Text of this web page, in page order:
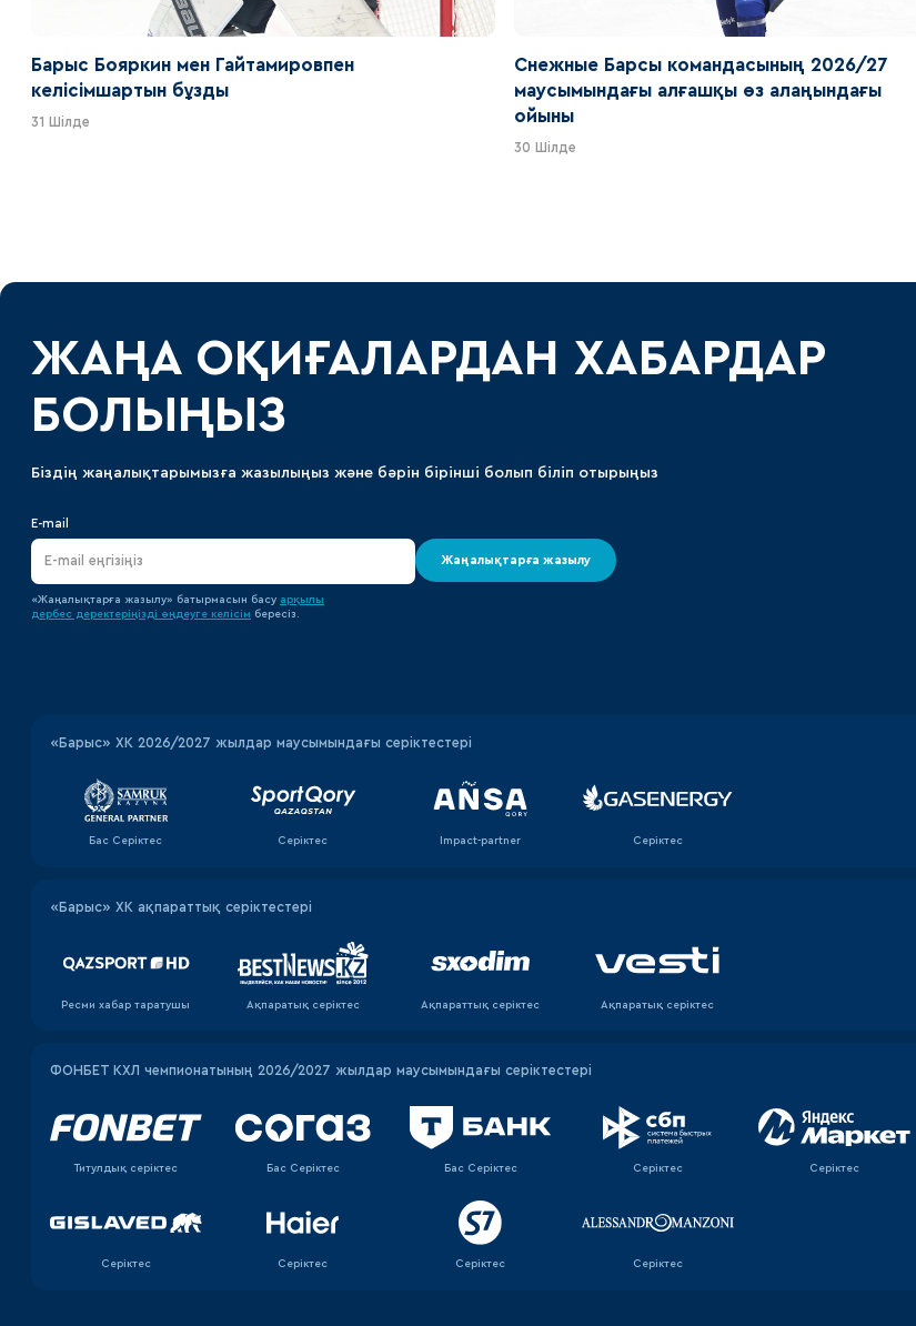
Барыс Бояркин мен Гайтамировпен
келісімшартын бұзды
31 Шілде
Снежные Барсы командасының 2026/27
маусымындағы алғашқы өз алаңындағы
ойыны
30 Шілде
ЖАҢА ОҚИҒАЛАРДАН ХАБАРДАР
БОЛЫҢЫЗ
Біздің жаңалықтарымызға жазылыңыз және бәрін бірінші болып біліп отырыңыз
E-mail
Жаңалықтарға жазылу
«Жаңалықтарға жазылу» батырмасын басу арқылы
дербес деректеріңізді өңдеуге келісім бересіз.
«‎Барыс»‎ ХК 2026/2027 жылдар маусымындағы серіктестері
Бас Серіктес Серіктес Impact-partner Серіктес
«Барыс» ХК ақпараттық серіктестері
Ресми хабар таратушы Ақпаратық серiктес Ақпараттық серіктес Ақпаратық серiктес
ФОНБЕТ КХЛ чемпионатының 2026/2027 жылдар маусымындағы серіктестері
Титулдық серіктес Бас Серіктес Бас Серіктес Серіктес Серіктес
Серіктес Серіктес Серіктес Серіктес